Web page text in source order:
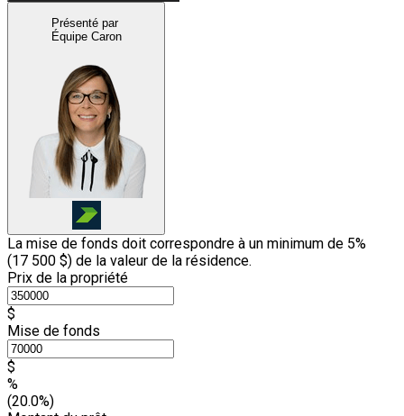
Présenté par
Équipe Caron
La mise de fonds doit correspondre à un minimum de 5%
(17 500 $) de la valeur de la résidence.
Prix de la propriété
$
Mise de fonds
$
%
(20.0%)